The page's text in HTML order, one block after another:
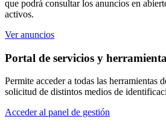
que podrá consultar los anuncios en
activos.
Ver anuncios
Portal de servicios y
Permite acceder a todas las herramientas
solicitud de distintos medios de
Acceder al panel de gestión